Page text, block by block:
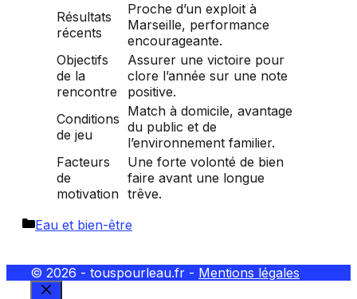
Résultats
récents
Proche d’un exploit à
Marseille, performance
encourageante.
Objectifs
de la
rencontre
Assurer une victoire pour
clore l’année sur une note
positive.
Conditions
de jeu
Match à domicile, avantage
du public et de
l’environnement familier.
Facteurs
de
motivation
Une forte volonté de bien
faire avant une longue
trêve.
Catégories
Eau et bien-être
© 2026 - touspourleau.fr - Mentions légales